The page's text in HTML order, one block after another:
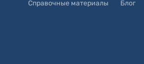
Справочные материалы Блог